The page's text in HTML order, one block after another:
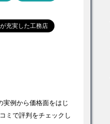
充実した工務店
実例から価格面をはじ
ミで評判をチェックし